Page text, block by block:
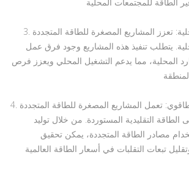
3. التنمية الاقتصادية المحلية: تعزز المشاريع المصغرة للطاقة المتجددة
يتطلب تنفيذ هذه المشاريع وجود فرق عمل
المحلية، مما يدعم التشغيل المحلي ويعزز فرص
4. التقليل من الاعتماد الطاقوي: تعمل المشاريع المصغرة للطاقة المتجددة
الطاقة التقليدية المستوردة. من خلال توليد
مصادر الطاقة المتجددة، يمكن تحقيق